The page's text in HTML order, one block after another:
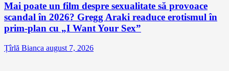
Mai poate un film despre sexualitate să provoace
scandal în 2026? Gregg Araki readuce erotismul în
prim-plan cu „I Want Your Sex”
Țîrlă Bianca august 7, 2026